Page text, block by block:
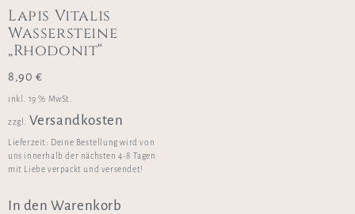
Lapis Vitalis
Wassersteine
„Rhodonit“
8,90 €
inkl. 19 % MwSt.
zzgl. Versandkosten
Lieferzeit: Deine Bestellung wird von
uns innerhalb der nächsten 4-8 Tagen
mit Liebe verpackt und versendet!
In den Warenkorb